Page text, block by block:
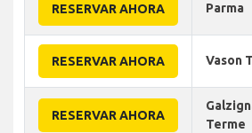
RESERVAR AHORA Parma
RESERVAR AHORA Vason
RESERVAR AHORA
Terme